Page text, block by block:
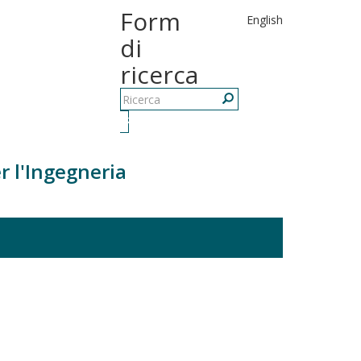
English
Form
di
ricerca
Ricerca
l'Ingegneria
PER